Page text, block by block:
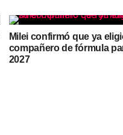
Milei confirmó que ya
compañero de fórmula
2027